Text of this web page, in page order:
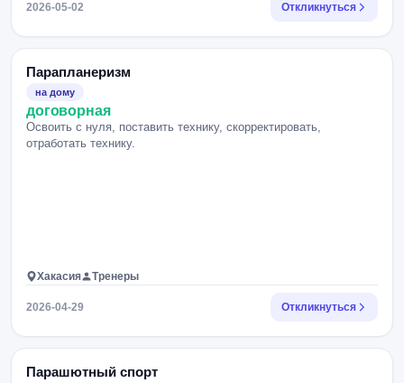
2026-05-02 Откликнуться
Парапланеризм
на дому
договорная
Освоить с нуля, поставить технику, скорректировать,
отработать технику.
Хакасия Тренеры
2026-04-29 Откликнуться
Парашютный спорт